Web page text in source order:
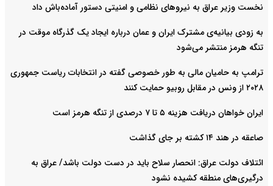
نخست وزیر عراق به نیروهای نظامی و امنیتی دستور آماده‌باش داد
به زودی بیانیه‌ی مشترک ایران و عمان درباره ایجاد یک گذرگاه موقت در
تنگه هرمز منتشر می‌شود
ترامپ به حامیان مالی به طور خصوصی گفته در انتخابات ریاست جمهوری
۲۰۲۸ از ونس در مقابل روبیو حمایت کنند
ایران خواهان دریافت هزینه ۵ تا ۷ درصدی از تنگه هرمز است
صاعقه در هند ۱۴ کشته بر جای گذاشت
ائتلاف دولت عراق: انحصار سلاح باید در دست دولت باشد/ عراق به
درگیری‌های منطقه کشیده نشود